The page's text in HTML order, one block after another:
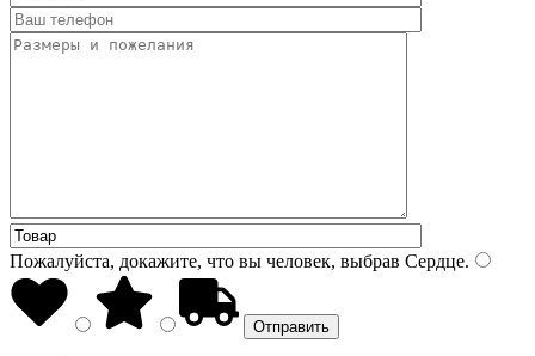
Пожалуйста, докажите, что вы человек, выбрав Сердце.